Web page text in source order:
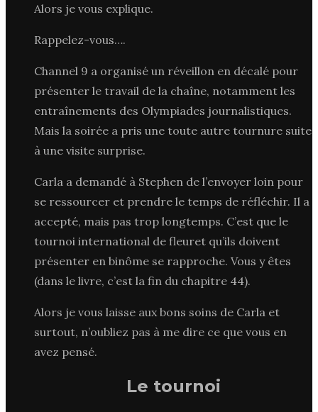
Alors je vous explique.
Rappelez-vous….
Channel 9 a organisé un réveillon en décalé pour
présenter le travail de la chaîne, notamment les
entraînements des Olympiades journalistiques.
Mais la soirée a pris une toute autre tournure suite
à une visite surprise.
Carla a demandé à Stephen de l’envoyer loin pour
se ressourcer et prendre le temps de réfléchir. Il a
accepté, mais pas trop longtemps. C’est que le
tournoi international de fleuret qu’ils doivent
présenter en binôme se rapproche. Vous y êtes
(dans le livre, c’est la fin du chapitre 44).
Alors je vous laisse aux bons soins de Carla et
surtout, n’oubliez pas à me dire ce que vous en
avez pensé.
Le tournoi